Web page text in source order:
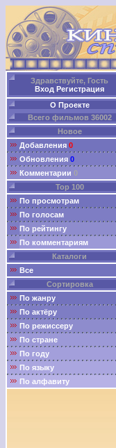
Здравствуйте, Гость
Вход Регистрация
О Проекте
Всего фильмов 36002
Новое
Добавления 0
Обновления 0
Комментарии 0
Top 100
По просмотрам
По голосам
По рейтингу
По комментариям
Каталоги
Все
Сортировка
По жанру
По актёру
По режиссеру
По стране
По году
По языку
По алфавиту